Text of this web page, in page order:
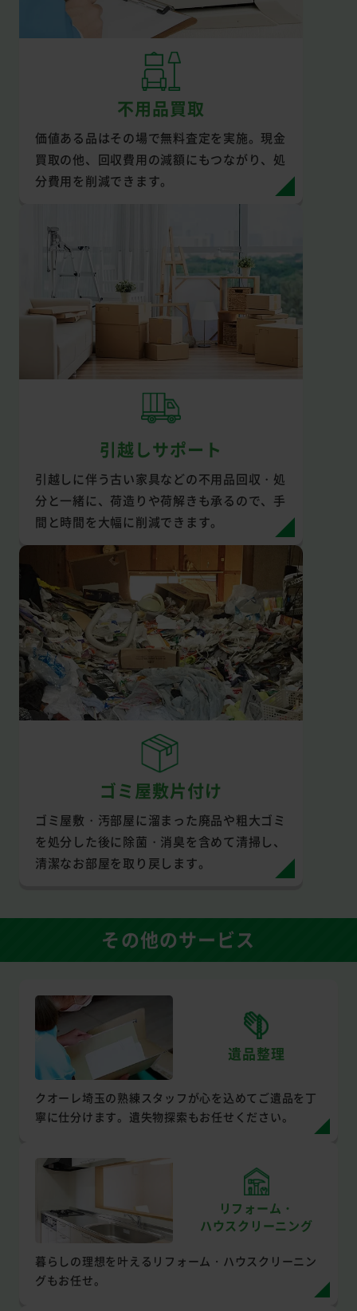
不用品買取
価値ある品はその場で無料査定を実施。現金
買取の他、回収費用の減額にもつながり、処
分費用を削減できます。
引越しサポート
引越しに伴う古い家具などの不用品回収・処
分と一緒に、荷造りや荷解きも承るので、手
間と時間を大幅に削減できます。
ゴミ屋敷片付け
ゴミ屋敷・汚部屋に溜まった廃品や粗大ゴミ
を処分した後に除菌・消臭を含めて清掃し、
清潔なお部屋を取り戻します。
その他のサービス
遺品整理
クオーレ埼玉の熟練スタッフが心を込めてご遺品を丁
寧に仕分けます。遺失物探索もお任せください。
リフォーム・
ハウスクリーニング
暮らしの理想を叶えるリフォーム・ハウスクリーニン
グもお任せ。